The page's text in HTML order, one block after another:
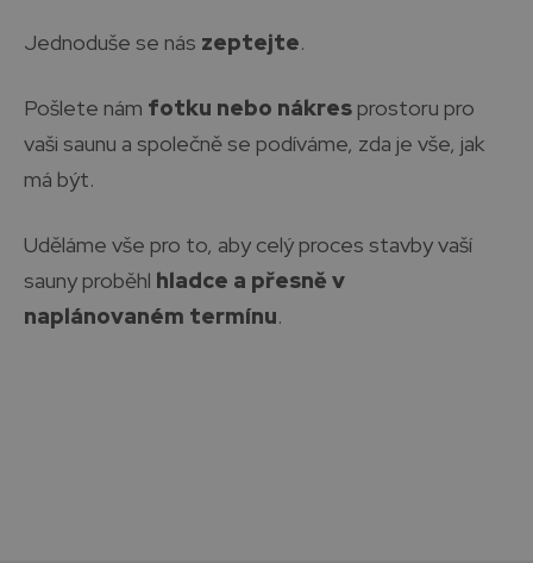
Jednoduše se nás zeptejte.
Pošlete nám fotku nebo nákres prostoru pro
vaši saunu a společně se podíváme, zda je vše, jak
má být.
Uděláme vše pro to, aby celý proces stavby vaší
sauny proběhl hladce a přesně v
naplánovaném termínu.